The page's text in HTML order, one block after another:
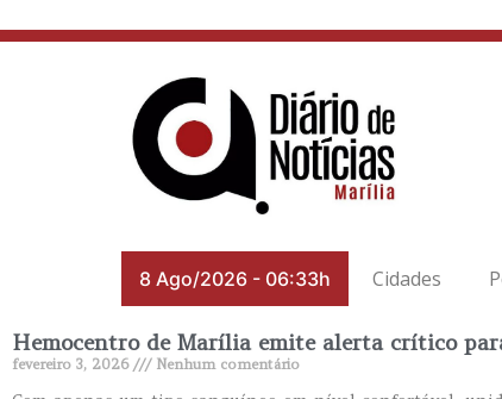
8 Ago/2026 - 06:33h Cidades
Hemocentro de Marília emite alerta crítico
fevereiro 3, 2026 Nenhum comentário